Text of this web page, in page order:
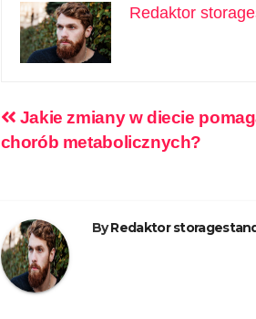
Redaktor
Nawigacja
Jakie zmiany w diecie
chorób metabolicznych?
ByRedaktor